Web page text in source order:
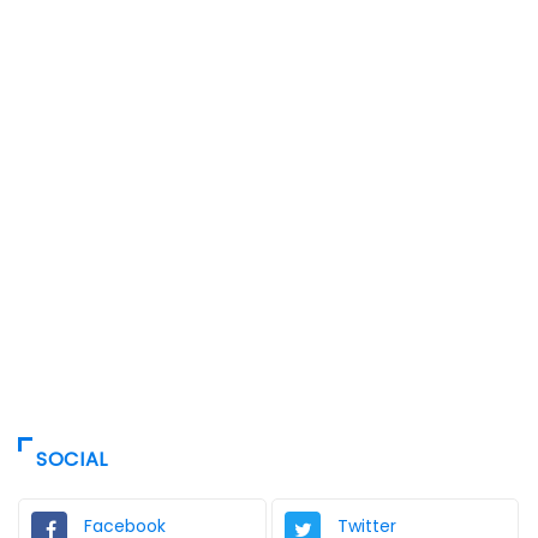
SOCIAL
Facebook Twitter